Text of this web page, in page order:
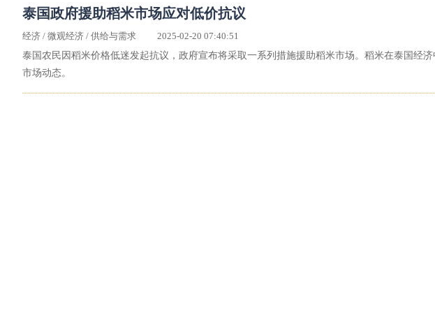
泰国政府援助稻米市场应对低价抗议
经济 / 微观经济 / 供给与需求
2025-02-20 07:40:51
泰国农民因稻米价格低迷发起抗议，政府宣布将采取一系列措施援助稻米市场。稻米在泰国经
市场动态。